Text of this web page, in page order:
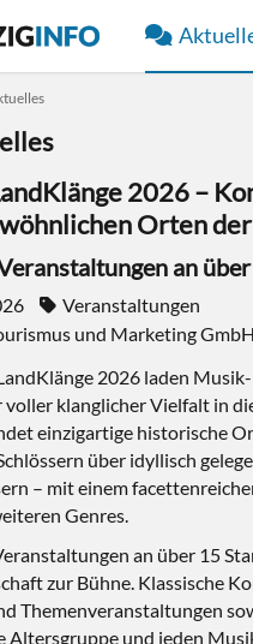
2026 –
Orten
an
Veranstaltungen
und Marketing GmbH
2026 laden
klanglicher Vielfalt in
einzigartige historische
über idyllisch
– mit einem
Genres.
an über 15
zur Bühne. Klassische
Themenveranstaltungen
Altersgruppe und jeden